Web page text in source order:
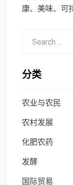
康、美味、可
分类
农业与农民
农村发展
化肥农药
发酵
国际贸易